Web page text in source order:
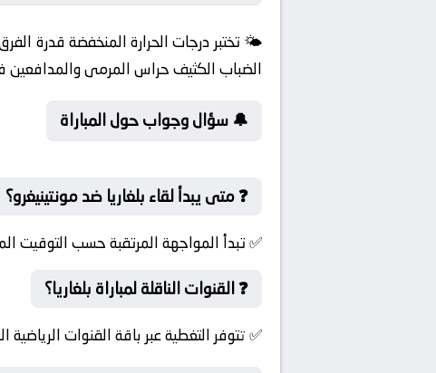
🌤️ تختبر درجات الحرارة المنخفضة قدرة
الضباب الكثيف حراس المرمى والمدافعين
🔔 سؤال وجواب حول المباراة
❓ متى يبدأ لقاء بلغاريا ضد مونتينيغرو؟
✅ تبدأ المواجهة المرتقبة حسب التوقيت
❓ القنوات الناقلة لمباراة بلغاريا؟
✅ تتوفر التغطية عبر باقة القنوات الرياضية